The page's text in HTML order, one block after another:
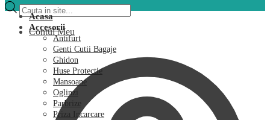
Products
search
Contul Meu
Acasa
Accesorii
Antifurt
Genti Cutii Bagaje
Ghidon
Huse Protectie
Mansoane
Oglinzi
Parbrize
Priza Incarcare